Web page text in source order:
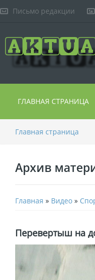
Письмо редакции
ГЛАВНАЯ СТРАНИЦА
Главная страница
Архив
Главная » Видео »
Перевертыш на